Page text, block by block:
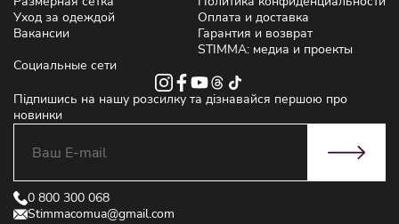
Уход за одеждой
Вакансии
Оплата и доставка
Гарантия и возврат
STIMMA: медиа и проекты
Социальные сети
Підпишись на нашу розсилку та дізнавайся першою про
новинки
0 800 300 068
Stimmacomua@gmail.com